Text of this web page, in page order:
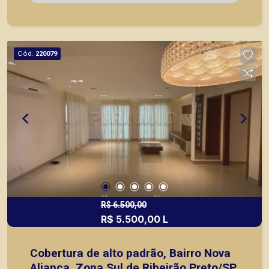
planejados, com cooktop, forno, geladeira, lava
conforme as fotos.* A Piramid tem como objetivo
atender seus clientes com agilidade e segurança,
em locação, vendas de imóveis prontos, usados
ou mesmo nos principais lançamentos da cidade
de Ribeirão Preto.
Cód. 220079
R$ 6.500,00
R$ 5.500,00 L
Cobertura de alto padrão, Bairro Nova